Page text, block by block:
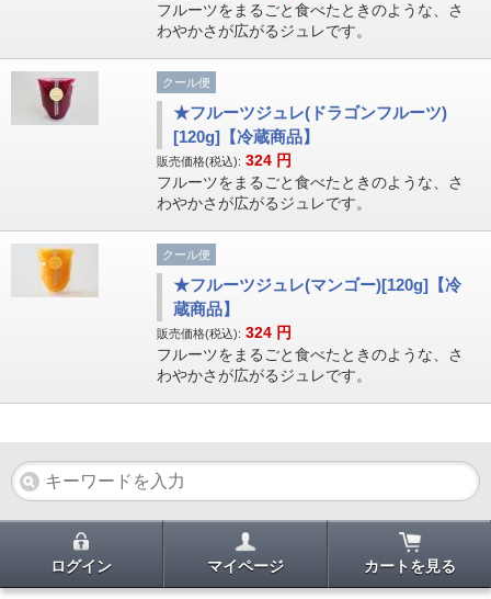
フルーツをまるごと食べたときのような、さ
わやかさが広がるジュレです。
クール便
★フルーツジュレ(ドラゴンフルーツ)
[120g]【冷蔵商品】
販売価格(税込): 324 円
フルーツをまるごと食べたときのような、さ
わやかさが広がるジュレです。
クール便
★フルーツジュレ(マンゴー)[120g]【冷
蔵商品】
販売価格(税込): 324 円
フルーツをまるごと食べたときのような、さ
わやかさが広がるジュレです。
ログイン マイページ カートを見る